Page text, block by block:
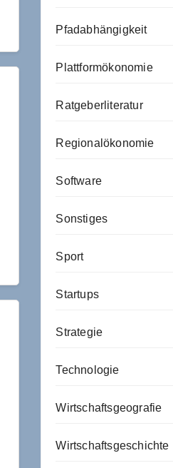
Pfadabhängigkeit
Plattformökonomie
Ratgeberliteratur
Regionalökonomie
Software
Sonstiges
Sport
Startups
Strategie
Technologie
Wirtschaftsgeografie
Wirtschaftsgeschichte